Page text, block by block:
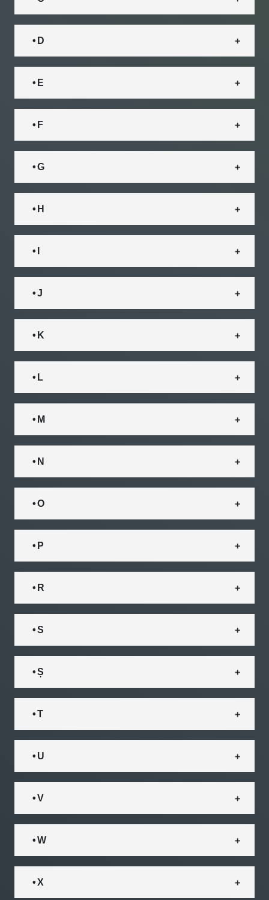
• D
• E
• F
• G
• H
• I
• J
• K
• L
• M
• N
• O
• P
• R
• S
• Ș
• T
• U
• V
• W
• X